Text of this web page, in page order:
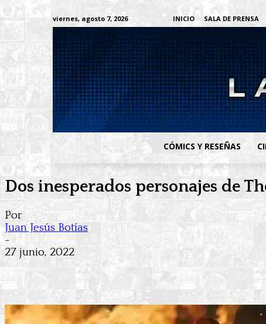
viernes, agosto 7, 2026 INICIO SALA DE PRENSA
CÓMICS Y RESEÑAS
Dos inesperados personajes de
Por
Juan Jesús Botías
-
27 junio, 2022